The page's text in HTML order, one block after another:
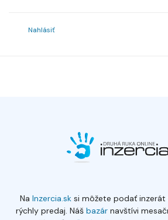
Nahlásiť
Na Inzercia.sksi môžete podať inzerát
rýchly predaj. Náš bazárnavštívi